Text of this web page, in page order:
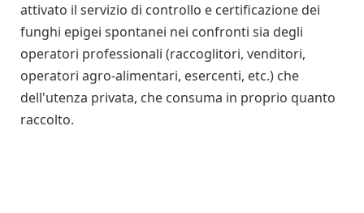
attivato il servizio di controllo e certificazione dei
funghi epigei spontanei nei confronti sia degli
operatori professionali (raccoglitori, venditori,
operatori agro-alimentari, esercenti, etc.) che
dell'utenza privata, che consuma in proprio quanto
raccolto.